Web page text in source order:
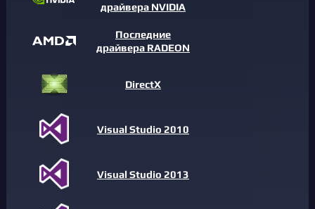
драйвера NVIDIA
Последние
драйвера RADEON
DirectX
Visual Studio 2010
Visual Studio 2013